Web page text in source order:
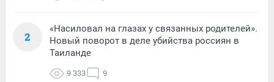
2
«Насиловал на глазах у связанных родителей».
Новый поворот в деле убийства россиян в
Таиланде
9 333 9